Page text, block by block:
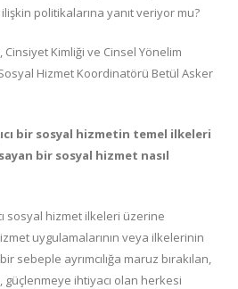
politikalarına yanıt veriyor mu?
Kimliği ve Cinsel Yönelim
Sosyal Hizmet Koordinatörü Betül Asker
bir sosyal hizmetin temel ilkeleri
bir sosyal hizmet nasıl
sosyal hizmet ilkeleri üzerine
uygulamalarının veya ilkelerinin
sebeple ayrımcılığa maruz bırakılan,
ihtiyacı olan herkesi